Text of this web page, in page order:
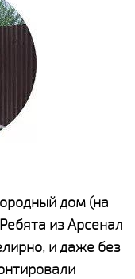
дом (на
из Арсенал
и даже без